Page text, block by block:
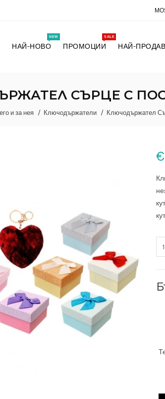
НАЙ-НОВО
NEW
ПРОМОЦИИ
SALE
НАЙ-
СЪРЦЕ С
и за нея Ключодържатели Ключодържател